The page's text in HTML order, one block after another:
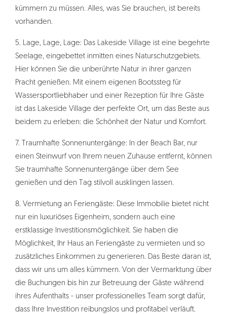
kümmern zu müssen. Alles, was Sie brauchen, ist bereits
vorhanden.
5. Lage, Lage, Lage: Das Lakeside Village ist eine begehrte
Seelage, eingebettet inmitten eines Naturschutzgebiets.
Hier können Sie die unberührte Natur in ihrer ganzen
Pracht genießen. Mit einem eigenen Bootssteg für
Wassersportliebhaber und einer Rezeption für Ihre Gäste
ist das Lakeside Village der perfekte Ort, um das Beste aus
beidem zu erleben: die Schönheit der Natur und Komfort.
7. Traumhafte Sonnenuntergänge: In der Beach Bar, nur
einen Steinwurf von Ihrem neuen Zuhause entfernt, können
Sie traumhafte Sonnenuntergänge über dem See
genießen und den Tag stilvoll ausklingen lassen.
8. Vermietung an Feriengäste: Diese Immobilie bietet nicht
nur ein luxuriöses Eigenheim, sondern auch eine
erstklassige Investitionsmöglichkeit. Sie haben die
Möglichkeit, Ihr Haus an Feriengäste zu vermieten und so
zusätzliches Einkommen zu generieren. Das Beste daran ist,
dass wir uns um alles kümmern. Von der Vermarktung über
die Buchungen bis hin zur Betreuung der Gäste während
ihres Aufenthalts - unser professionelles Team sorgt dafür,
dass Ihre Investition reibungslos und profitabel verläuft.